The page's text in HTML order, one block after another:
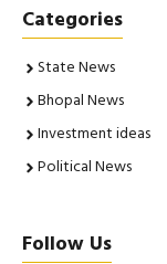
Categories
State News
Bhopal News
Investment ideas
Political News
Follow Us